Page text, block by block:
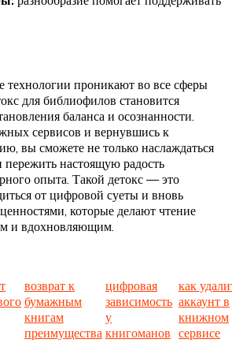
технологии проникают во все сферы
для библиофилов становится
баланса и осознанности.
сервисов и вернувшись к
вы сможете не только наслаждаться
настоящую радость
опыта. Такой детокс — это
от цифровой суеты и вновь
которые делают чтение
и вдохновляющим.
возврат к
бумажным
книгам
преимущества
цифровая
зависимость
у
книгоманов
как
аккаунт в
книжном
сервисе